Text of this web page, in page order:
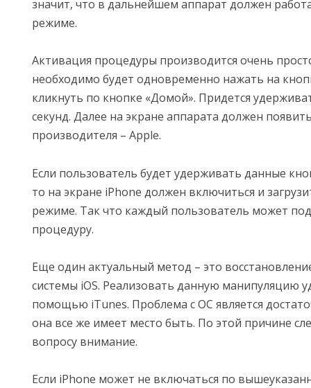
значит, что в дальнейшем аппарат должен
режиме.
Активация процедуры производится очень
необходимо будет одновременно нажать на
кликнуть по кнопке «Домой». Придется
секунд. Далее на экране аппарата должен
производителя – Apple.
Если пользователь будет удерживать данные
то на экране iPhone должен включиться и
режиме. Так что каждый пользователь может
процедуру.
Еще один актуальный метод – это
системы iOS. Реализовать данную манипуляцию
помощью iTunes. Проблема с ОС является
она все же имеет место быть. По этой причине
вопросу внимание.
Если iPhone может не включаться по